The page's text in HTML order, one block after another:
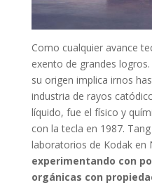
Como cualquier avance
exento de grandes
su origen implica irnos
industria de rayos
líquido, fue el físico y
con la tecla en 1987.
laboratorios de Kodak en
experimentando con
orgánicas con